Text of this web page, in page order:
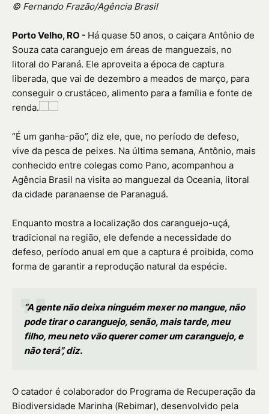
© Fernando Frazão/Agência Brasil
Porto Velho, RO - Há quase 50 anos, o caiçara Antônio de
Souza cata caranguejo em áreas de manguezais, no
litoral do Paraná. Ele aproveita a época de captura
liberada, que vai de dezembro a meados de março, para
conseguir o crustáceo, alimento para a família e fonte de
renda.
“É um ganha-pão”, diz ele, que, no período de defeso,
vive da pesca de peixes. Na última semana, Antônio, mais
conhecido entre colegas como Pano, acompanhou a
Agência Brasil na visita ao manguezal da Oceania, litoral
da cidade paranaense de Paranaguá.
Enquanto mostra a localização dos caranguejo-uçá,
tradicional na região, ele defende a necessidade do
defeso, período anual em que a captura é proibida, como
forma de garantir a reprodução natural da espécie.
“A gente não deixa ninguém mexer no mangue, não
pode tirar o caranguejo, senão, mais tarde, meu
filho, meu neto vão querer comer um caranguejo, e
não terá”, diz.
O catador é colaborador do Programa de Recuperação da
Biodiversidade Marinha (Rebimar), desenvolvido pela